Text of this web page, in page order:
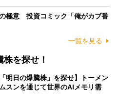
極意 投資コミック「俺がカブ番
一覧を見る
を探せ！
明日の爆騰株」を探せ】トーメン
スンを通じて世界のAIメモリ需